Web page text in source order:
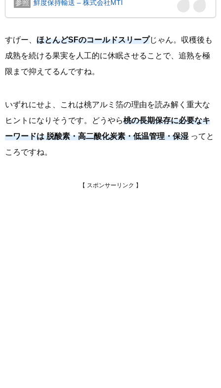
鮮度保持輸送 – 株式会社MTI
すげー、 ほとんどSFのコールドスリープじゃん。収穫後も
成熟を続ける果実を人工的に休眠させることで、追熟を極
限まで抑えてるんですね。
いずれにせよ、これは桃アルミ箔の理由を読み解く重大な
ヒントになりそうです。どうやら桃の長期保存に必要なキ
ーワードは 脱酸素・高二酸化炭素・低温管理・保湿 ってと
ころですね。